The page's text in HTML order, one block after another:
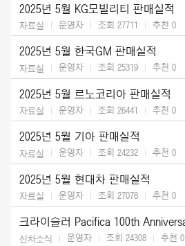
2025년 5월 KG모빌리티 판매실적
자료실 운영자 조회 27711 추천 0
2025년 5월 한국GM 판매실적
자료실 운영자 조회 25319 추천 0
2025년 5월 르노코리아 판매실적
자료실 운영자 조회 26441 추천 0
2025년 5월 기아 판매실적
자료실 운영자 조회 24232 추천 0
2025년 5월 현대차 판매실적
자료실 운영자 조회 27078 추천 0
신차소식 운영자 조회 24308 추천 0